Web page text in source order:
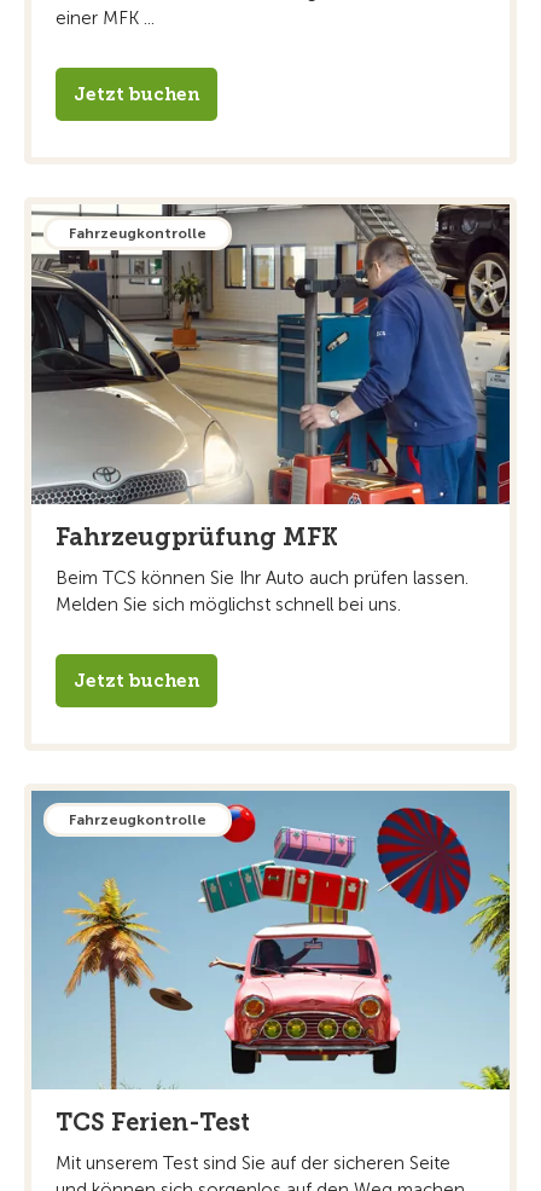
einer MFK ...
Jetzt buchen
Fahrzeugkontrolle
Fahrzeugprüfung MFK
Beim TCS können Sie Ihr Auto auch prüfen lassen.
Melden Sie sich möglichst schnell bei uns.
Jetzt buchen
Fahrzeugkontrolle
TCS Ferien-Test
Mit unserem Test sind Sie auf der sicheren Seite